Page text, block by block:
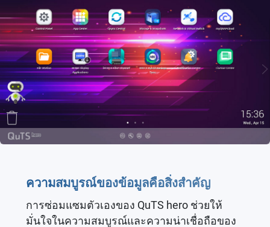
ความสมบูรณ์ของข้อมูลคือสิ่งสำคัญ
การซ่อมแซมตัวเองของ QuTS hero ช่วยให้
มั่นใจในความสมบูรณ์และความน่าเชื่อถือของ